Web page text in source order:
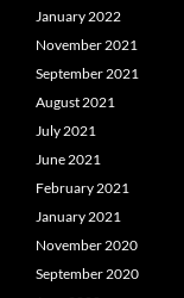
January 2022
November 2021
September 2021
August 2021
July 2021
June 2021
February 2021
January 2021
November 2020
September 2020